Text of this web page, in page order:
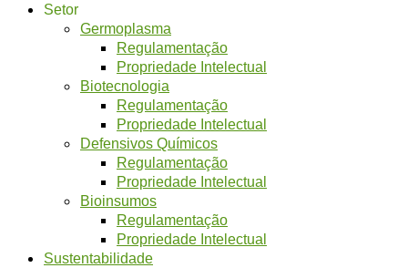
Setor
Germoplasma
Regulamentação
Propriedade Intelectual
Biotecnologia
Regulamentação
Propriedade Intelectual
Defensivos Químicos
Regulamentação
Propriedade Intelectual
Bioinsumos
Regulamentação
Propriedade Intelectual
Sustentabilidade